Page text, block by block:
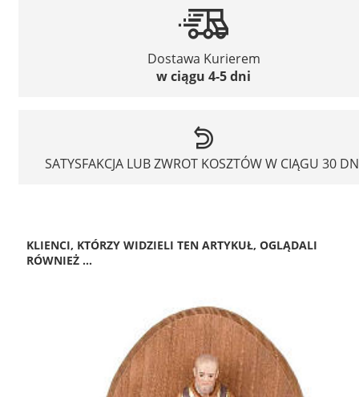
Dostawa Kurierem
w ciągu 4-5 dni
SATYSFAKCJA LUB ZWROT KOSZTÓW W CIĄGU 30
KLIENCI, KTÓRZY WIDZIELI TEN ARTYKUŁ, OGLĄDALI
RÓWNIEŻ ...